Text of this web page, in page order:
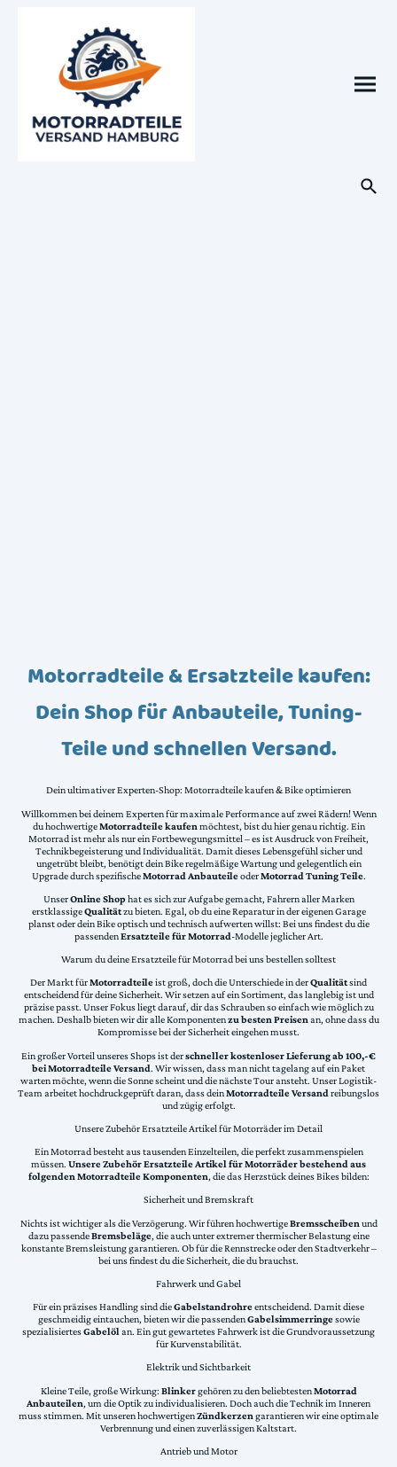
Motorradteile & Ersatzteile kaufen:
Dein Shop für Anbauteile, Tuning-
Teile und schnellen Versand.
Dein ultimativer Experten-Shop: Motorradteile kaufen & Bike optimieren
Willkommen bei deinem Experten für maximale Performance auf zwei Rädern! Wenn
du hochwertigeMotorradteile kaufen möchtest, bist du hier genau richtig. Ein
Motorrad ist mehr als nur ein Fortbewegungsmittel – es ist Ausdruck von Freiheit,
Technikbegeisterung und Individualität. Damit dieses Lebensgefühl sicher und
ungetrübt bleibt, benötigt dein Bike regelmäßige Wartung und gelegentlich ein
Upgrade durch spezifischeMotorrad AnbauteileoderMotorrad Tuning Teile.
UnserOnline Shophat es sich zur Aufgabe gemacht, Fahrern aller Marken
erstklassigeQualitätzu bieten. Egal, ob du eine Reparatur in der eigenen Garage
planst oder dein Bike optisch und technisch aufwerten willst: Bei uns findest du die
passendenErsatzteile für Motorrad-Modelle jeglicher Art.
Warum du deine Ersatzteile für Motorrad bei uns bestellen solltest
Der Markt fürMotorradteileist groß, doch die Unterschiede in derQualitätsind
entscheidend für deine Sicherheit. Wir setzen auf ein Sortiment, das langlebig ist und
präzise passt. Unser Fokus liegt darauf, dir das Schrauben so einfach wie möglich zu
machen. Deshalb bieten wir dir alle Komponentenzu besten Preisenan, ohne dass du
Kompromisse bei der Sicherheit eingehen musst.
Ein großer Vorteil unseres Shops ist derschneller kostenloser Lieferung ab 100,-€
bei Motorradteile Versand. Wir wissen, dass man nicht tagelang auf ein Paket
warten möchte, wenn die Sonne scheint und die nächste Tour ansteht. Unser Logistik-
Team arbeitet hochdruckgeprüft daran, dass deinMotorradteile Versand reibungslos
und zügig erfolgt.
Unsere Zubehör Ersatzteile Artikel für Motorräder im Detail
Ein Motorrad besteht aus tausenden Einzelteilen, die perfekt zusammenspielen
müssen. Unsere Zubehör Ersatzteile Artikel für Motorräder bestehend aus
folgenden Motorradteile Komponenten, die das Herzstück deines Bikes bilden:
Sicherheit und Bremskraft
Nichts ist wichtiger als die Verzögerung. Wir führen hochwertigeBremsscheiben und
dazu passendeBremsbeläge, die auch unter extremer thermischer Belastung eine
konstante Bremsleistung garantieren. Ob für die Rennstrecke oder den Stadtverkehr –
bei uns findest du die Sicherheit, die du brauchst.
Fahrwerk und Gabel
Für ein präzises Handling sind dieGabelstandrohreentscheidend. Damit diese
geschmeidig eintauchen, bieten wir die passendenGabelsimmerringesowie
spezialisiertesGabelölan. Ein gut gewartetes Fahrwerk ist die Grundvoraussetzung
für Kurvenstabilität.
Elektrik und Sichtbarkeit
Kleine Teile, große Wirkung: Blinkergehören zu den beliebtestenMotorrad
Anbauteilen, um die Optik zu individualisieren. Doch auch die Technik im Inneren
muss stimmen. Mit unseren hochwertigenZündkerzen garantieren wir eine optimale
Verbrennung und einen zuverlässigen Kaltstart.
Antrieb und Motor